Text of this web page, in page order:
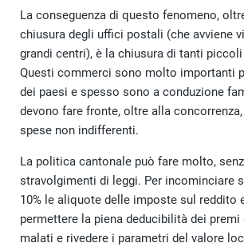
La conseguenza di questo fenomeno,
chiusura degli uffici postali (che avviene
grandi centri), è la chiusura di tanti
Questi commerci sono molto importanti
dei paesi e spesso sono a conduzione
devono fare fronte, oltre alla
spese non indifferenti.
La politica cantonale può fare molto,
stravolgimenti di leggi. Per incominciare
10% le aliquote delle imposte sul reddito
permettere la piena deducibilità dei
malati e rivedere i parametri del valore